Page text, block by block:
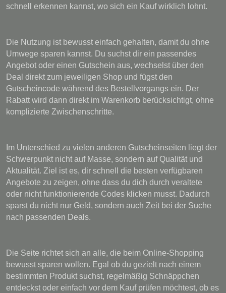
schnell erkennen kannst, wo sich ein Kauf wirklich lohnt.
Die Nutzung ist bewusst einfach gehalten, damit du ohne
Umwege sparen kannst. Du suchst dir ein passendes
Angebot oder einen Gutschein aus, wechselst über den
Deal direkt zum jeweiligen Shop und fügst den
Gutscheincode während des Bestellvorgangs ein. Der
Rabatt wird dann direkt im Warenkorb berücksichtigt, ohne
komplizierte Zwischenschritte.
Im Unterschied zu vielen anderen Gutscheinseiten liegt der
Schwerpunkt nicht auf Masse, sondern auf Qualität und
Aktualität. Ziel ist es, dir schnell die besten verfügbaren
Angebote zu zeigen, ohne dass du dich durch veraltete
oder nicht funktionierende Codes klicken musst. Dadurch
sparst du nicht nur Geld, sondern auch Zeit bei der Suche
nach passenden Deals.
Die Seite richtet sich an alle, die beim Online-Shopping
bewusst sparen wollen. Egal ob du gezielt nach einem
bestimmten Produkt suchst, regelmäßig Schnäppchen
entdeckst oder einfach vor dem Kauf prüfen möchtest, ob es